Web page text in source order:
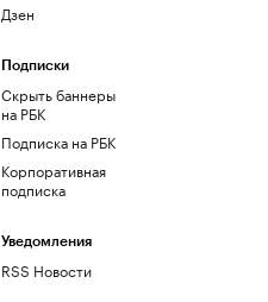
Дзен
Подписки
Скрыть баннеры
на РБК
Подписка на РБК
Корпоративная
подписка
Уведомления
RSS Новости